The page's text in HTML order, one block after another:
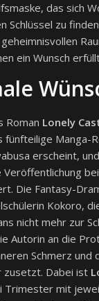
das sich
Schlüssel zu
ein Wunsch
Roman Lonely
Manga-
erscheint,
Die Fantasy-
Kokoro,
nicht mehr zur
Autorin an die
Schmerz und
zusetzt. Dabei ist
Trimester mit